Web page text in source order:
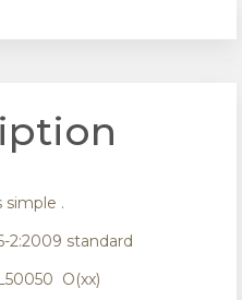
.
2:2009 standard
O(xx)